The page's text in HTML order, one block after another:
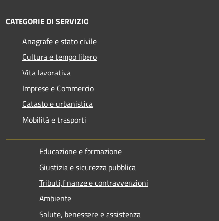
CATEGORIE DI SERVIZIO
Anagrafe e stato civile
Cultura e tempo libero
Vita lavorativa
Imprese e Commercio
Catasto e urbanistica
Mobilità e trasporti
Educazione e formazione
Giustizia e sicurezza pubblica
Tributi,finanze e contravvenzioni
Ambiente
Salute, benessere e assistenza